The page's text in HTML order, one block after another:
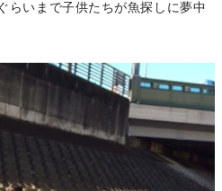
らいまで子供たちが魚探しに夢中